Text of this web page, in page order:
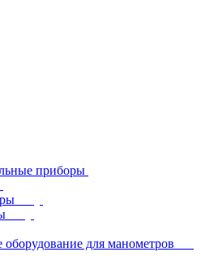
приборы
оборудование для манометров